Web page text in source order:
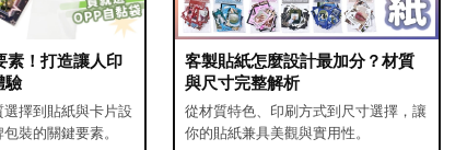
素！打造讓人印
驗
擇到貼紙與卡片設
裝的關鍵要素。
客製貼紙怎麼設計最加分？材質
與尺寸完整解析
從材質特色、印刷方式到尺寸選擇，讓
你的貼紙兼具美觀與實用性。